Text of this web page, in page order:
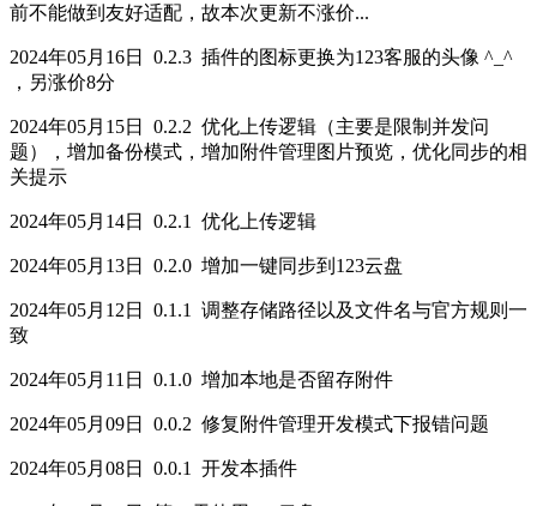
前不能做到友好适配，故本次更新不涨价...
2024年05月16日 0.2.3 插件的图标更换为123客服的头像 ^_^
，另涨价8分
2024年05月15日 0.2.2 优化上传逻辑（主要是限制并发问
题），增加备份模式，增加附件管理图片预览，优化同步的相
关提示
2024年05月14日 0.2.1 优化上传逻辑
2024年05月13日 0.2.0 增加一键同步到123云盘
2024年05月12日 0.1.1 调整存储路径以及文件名与官方规则一
致
2024年05月11日 0.1.0 增加本地是否留存附件
2024年05月09日 0.0.2 修复附件管理开发模式下报错问题
2024年05月08日 0.0.1 开发本插件